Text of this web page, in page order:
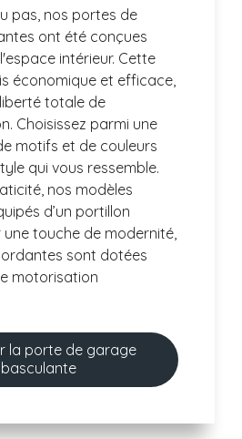
pas, nos portes de
ont été conçues
intérieur. Cette
économique et efficace,
totale de
Choisissez parmi une
motifs et de couleurs
qui vous ressemble.
nos modèles
d’un portillon
touche de modernité,
sont dotées
motorisation
la porte de garage
basculante